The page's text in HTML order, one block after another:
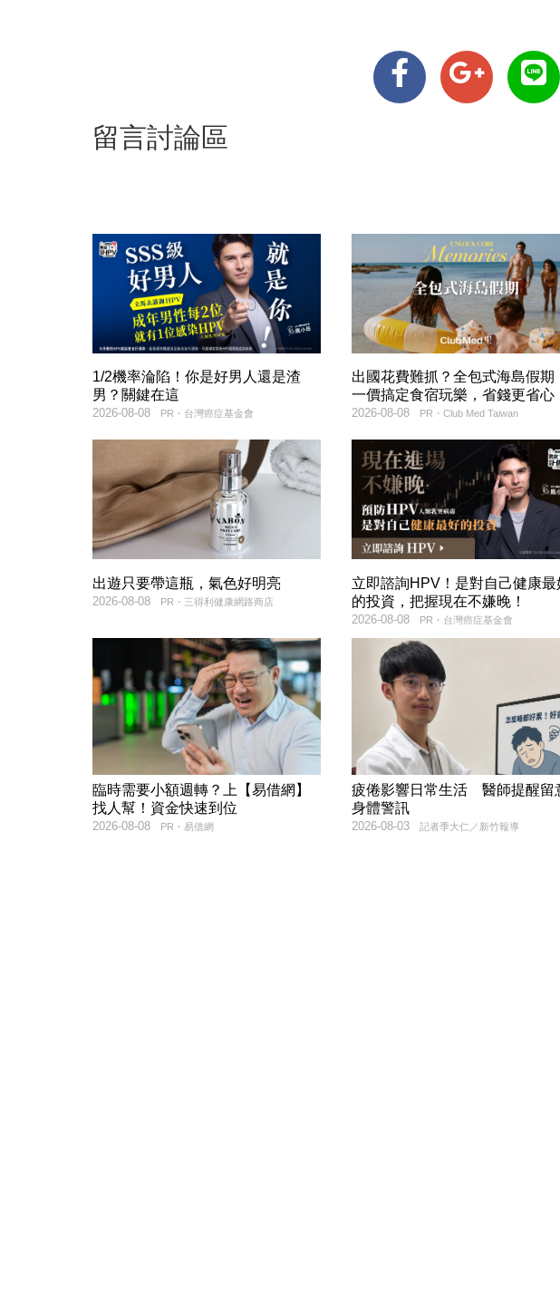
留言討論區
1/2機率淪陷！你是好男人還是渣
男？關鍵在這
PR・台灣癌症基金會
2026-08-08
出國花費難抓？全包式海島假期
一價搞定食宿玩樂，省錢更省心
PR・Club Med Taiwan
2026-08-08
出遊只要帶這瓶，氣色好明亮
PR・三得利健康網路商店
2026-08-08
立即諮詢HPV！是對自己健康最
的投資，把握現在不嫌晚！
PR・台灣癌症基金會
2026-08-08
臨時需要小額週轉？上【易借網】
找人幫！資金快速到位
PR・易借網
2026-08-08
疲倦影響日常生活 醫師提醒留
身體警訊
記者季大仁／新竹報導
2026-08-03